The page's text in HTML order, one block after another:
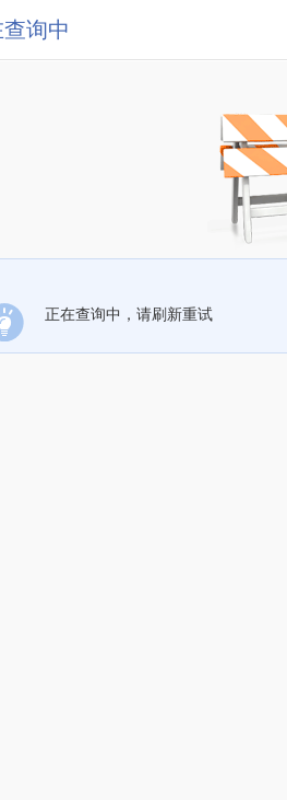
询中
正在查询中，请刷新重试